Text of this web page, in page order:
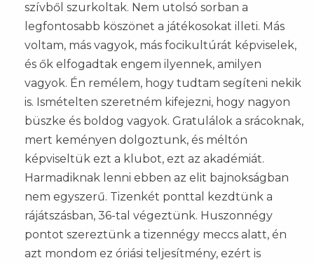
szívből szurkoltak. Nem utolsó sorban a
legfontosabb köszönet a játékosokat illeti. Más
voltam, más vagyok, más focikultúrát képviselek,
és ők elfogadtak engem ilyennek, amilyen
vagyok. Én remélem, hogy tudtam segíteni nekik
is. Ismételten szeretném kifejezni, hogy nagyon
büszke és boldog vagyok. Gratulálok a srácoknak,
mert keményen dolgoztunk, és méltón
képviseltük ezt a klubot, ezt az akadémiát.
Harmadiknak lenni ebben az elit bajnokságban
nem egyszerű. Tizenkét ponttal kezdtünk a
rájátszásban, 36-tal végeztünk. Huszonnégy
pontot szereztünk a tizennégy meccs alatt, én
azt mondom ez óriási teljesítmény, ezért is